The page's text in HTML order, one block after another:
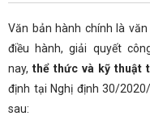
Văn bản hành chính là
điều hành, giải quyết
nay, thể thức và kỹ thuật
định tại Nghị định 30/
sau: